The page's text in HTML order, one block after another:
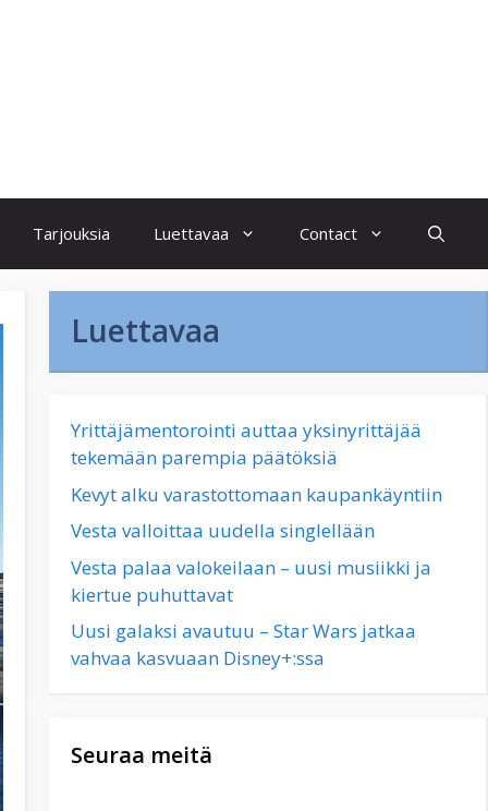
Tarjouksia Luettavaa Contact
Luettavaa
Yrittäjämentorointi auttaa yksinyrittäjää
tekemään parempia päätöksiä
Kevyt alku varastottomaan kaupankäyntiin
Vesta valloittaa uudella singlellään
Vesta palaa valokeilaan – uusi musiikki ja
kiertue puhuttavat
Uusi galaksi avautuu – Star Wars jatkaa
vahvaa kasvuaan Disney+:ssa
Seuraa meitä